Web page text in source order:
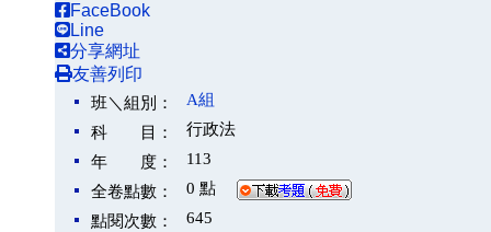
FaceBook
Line
分享網址
友善列印
班＼組別：
A組
科 目：
行政法
年 度：
113
全卷點數：
0 點
點閱次數：
645